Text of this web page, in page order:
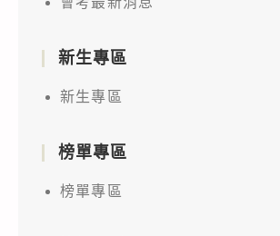
新生專區
新生專區
榜單專區
榜單專區